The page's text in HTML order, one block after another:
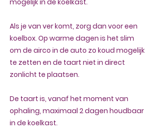
mogelijk in de koelkast.
Als je van ver komt, zorg dan voor een
koelbox. Op warme dagen is het slim
om de airco in de auto zo koud mogelijk
te zetten en de taart niet in direct
zonlicht te plaatsen.
De taart is, vanaf het moment van
ophaling, maximaal 2 dagen houdbaar
in de koelkast.